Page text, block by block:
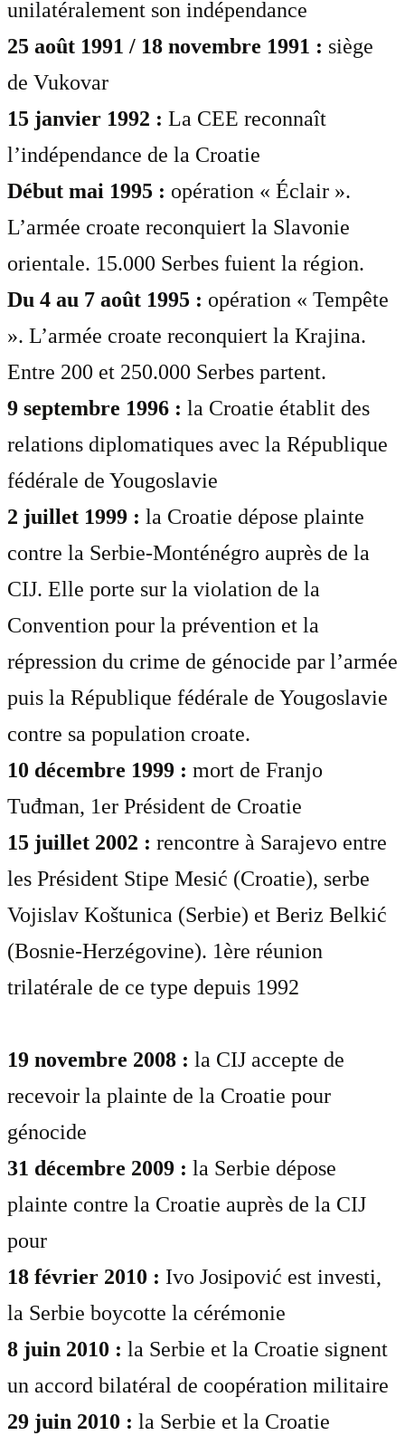
unilatéralement son indépendance
25 août 1991 / 18 novembre 1991 : siège
de Vukovar
15 janvier 1992 : La CEE reconnaît
l’indépendance de la Croatie
Début mai 1995 : opération « Éclair ».
L’armée croate reconquiert la Slavonie
orientale. 15.000 Serbes fuient la région.
Du 4 au 7 août 1995 : opération « Tempête
». L’armée croate reconquiert la Krajina.
Entre 200 et 250.000 Serbes partent.
9 septembre 1996 : la Croatie établit des
relations diplomatiques avec la République
fédérale de Yougoslavie
2 juillet 1999 : la Croatie dépose plainte
contre la Serbie-Monténégro auprès de la
CIJ. Elle porte sur la violation de la
Convention pour la prévention et la
répression du crime de génocide par l’armée
puis la République fédérale de Yougoslavie
contre sa population croate.
10 décembre 1999 : mort de Franjo
Tuđman, 1er Président de Croatie
15 juillet 2002 : rencontre à Sarajevo entre
les Président Stipe Mesić (Croatie), serbe
Vojislav Koštunica (Serbie) et Beriz Belkić
(Bosnie-Herzégovine). 1ère réunion
trilatérale de ce type depuis 1992
19 novembre 2008 : la CIJ accepte de
recevoir la plainte de la Croatie pour
génocide
31 décembre 2009 : la Serbie dépose
plainte contre la Croatie auprès de la CIJ
pour
18 février 2010 : Ivo Josipović est investi,
la Serbie boycotte la cérémonie
8 juin 2010 : la Serbie et la Croatie signent
un accord bilatéral de coopération militaire
29 juin 2010 : la Serbie et la Croatie